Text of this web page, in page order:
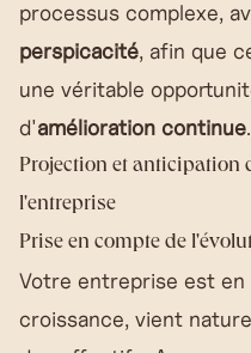
processus complexe,
perspicacité, afin que
une véritable
d'amélioration continue.
Projection et anticipation
l'entreprise
Prise en compte de
Votre entreprise est
croissance, vient